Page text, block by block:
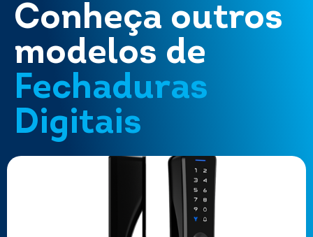
Conheça outros
modelos de
Fechaduras
Digitais